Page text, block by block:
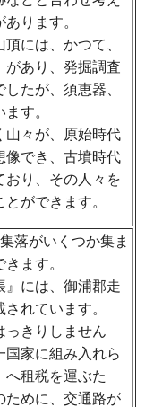
ります。
には、かつて、
があり、発掘調査
たが、須恵器、
す。
山々が、原始時代
像でき、古墳時代
おり、その人々を
ができます。
落がいくつか集ま
ます。
』には、御浦郡走
れています。
っきりしません
国家に組み入れら
へ租税を運ぶた
ために、交通路が